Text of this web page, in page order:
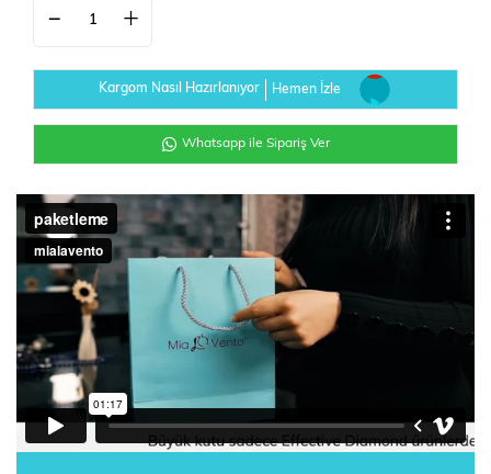
Kargom Nasıl Hazırlanıyor Hemen İzle
Whatsapp ile Sipariş Ver